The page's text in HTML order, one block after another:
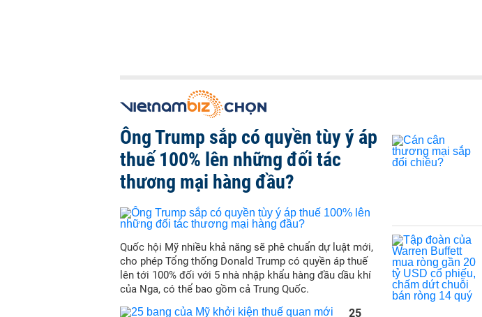
Ông Trump sắp có quyền tùy ý áp
thuế 100% lên những đối tác
thương mại hàng đầu?
Quốc hội Mỹ nhiều khả năng sẽ phê chuẩn dự luật mới,
cho phép Tổng thống Donald Trump có quyền áp thuế
lên tới 100% đối với 5 nhà nhập khẩu hàng đầu dầu khí
của Nga, có thể bao gồm cả Trung Quốc.
25